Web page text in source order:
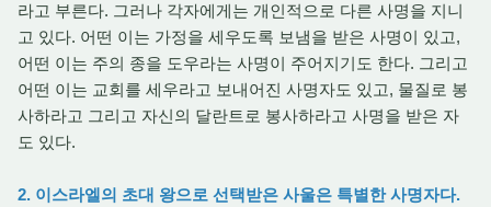
라고 부른다. 그러나 각자에게는 개인적으로 다른 사명을 지니
고 있다. 어떤 이는 가정을 세우도록 보냄을 받은 사명이 있고,
어떤 이는 주의 종을 도우라는 사명이 주어지기도 한다. 그리고
어떤 이는 교회를 세우라고 보내어진 사명자도 있고, 물질로 봉
사하라고 그리고 자신의 달란트로 봉사하라고 사명을 받은 자
도 있다.
2. 이스라엘의 초대 왕으로 선택받은 사울은 특별한 사명자다.